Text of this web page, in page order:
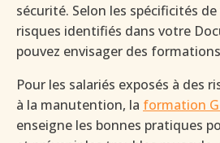
sécurité. Selon les spécificités
risques identifiés dans votre
pouvez envisager des
Pour les salariés exposés à des
à la manutention, la formation
enseigne les bonnes pratiques